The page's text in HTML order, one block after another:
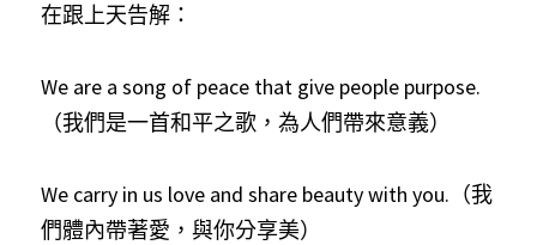
在跟上天告解：
We are a song of peace that give people purpose.
（我們是一首和平之歌，為人們帶來意義）
We carry in us love and share beauty with you.（我
們體內帶著愛，與你分享美）